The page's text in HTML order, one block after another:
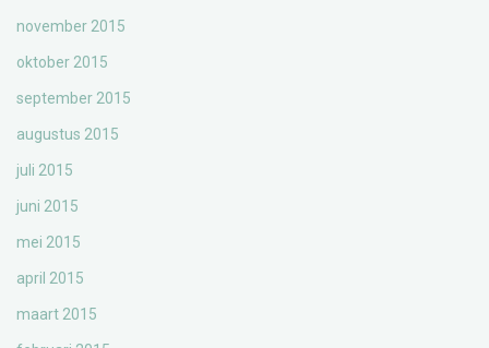
november 2015
oktober 2015
september 2015
augustus 2015
juli 2015
juni 2015
mei 2015
april 2015
maart 2015